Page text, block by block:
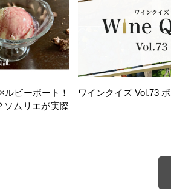
ビーポート！
ソムリエが実際
ワインクイズ Vol.73